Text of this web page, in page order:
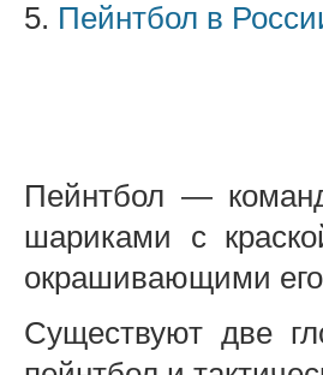
5. Пейнтбол в
Пейнтбол —
шариками с
окрашивающими
Существуют две